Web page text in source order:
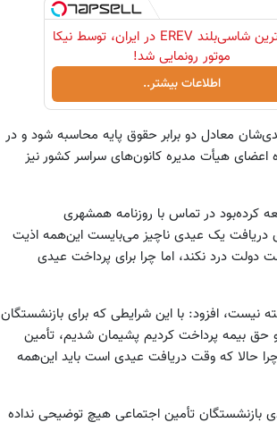
لوکس‌ترین شاسی‌بلند EREV در ایران، توسط نیکا
موتور رونمایی شد!
اطلاعات بیشتر..
معادل دو برابر حقوق پایه محاسبه شود و در
مذاکره اعضای هیأت مدیره کانون‌های سراسر کشور نیز
کرده‌بود در تماس با روزنامه همشهری
دریافت یک عیدی ناچیز می‌بایست این‌همه اذیت
درد نکند، اما چرا برای پرداخت عیدی
نیست، افزود: با این شرایطی که برای بازنشستگان
زحمت کشیدیم و حق بیمه پرداخت کردیم پشیمان شدیم، تأمین
حالا که وقت دریافت عیدی است باید این‌همه
بازنشستگان تأمین اجتماعی هیچ توضیحی نداده
EREV در در ایران رونمایی شد
اطلاعات بیشتر..